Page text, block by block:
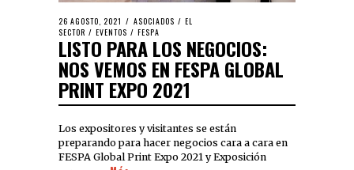
26 AGOSTO, 2021 ASOCIADOS / EL
SECTOR / EVENTOS / FESPA
LISTO PARA LOS NEGOCIOS:
NOS VEMOS EN FESPA GLOBAL
PRINT EXPO 2021
Los expositores y visitantes se están
preparando para hacer negocios cara a cara en
FESPA Global Print Expo 2021 y Exposición